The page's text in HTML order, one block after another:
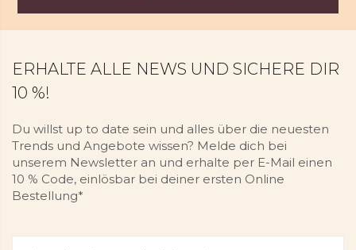
ERHALTE ALLE NEWS UND SICHERE DIR
10 %!
Du willst up to date sein und alles über die neuesten
Trends und Angebote wissen? Melde dich bei
unserem Newsletter an und erhalte per E-Mail einen
10 % Code, einlösbar bei deiner ersten Online
Bestellung*